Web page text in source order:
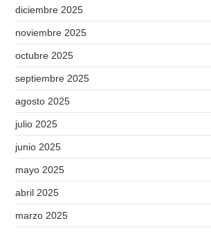
diciembre 2025
noviembre 2025
octubre 2025
septiembre 2025
agosto 2025
julio 2025
junio 2025
mayo 2025
abril 2025
marzo 2025